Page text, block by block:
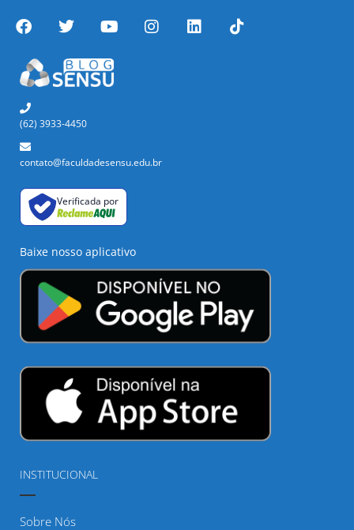
(62) 3933-4450
contato@faculdadesensu.edu.br
Verificada por
Baixe nosso aplicativo
INSTITUCIONAL
Sobre Nós